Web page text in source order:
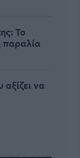
Το
παραλία
να